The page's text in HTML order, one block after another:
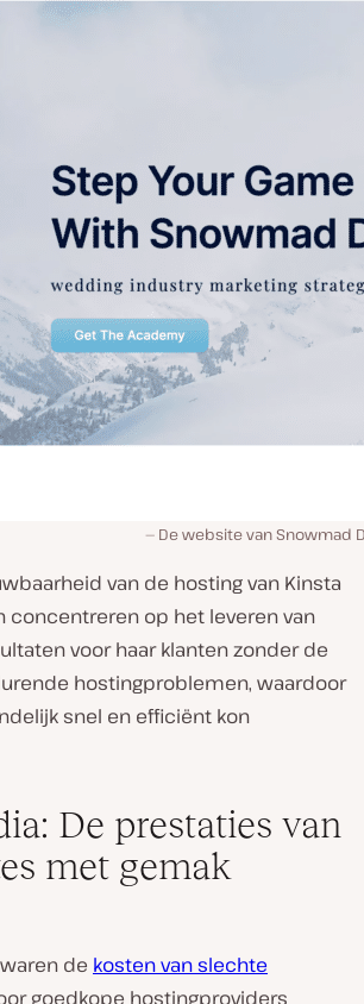
De website van Snowmad
van de hosting van Kinsta
concentreren op het leveren van
voor haar klanten zonder de
hostingproblemen, waardoor
snel en efficiënt kon
De prestaties van
met gemak
de kosten van slechte
goedkope hostingproviders